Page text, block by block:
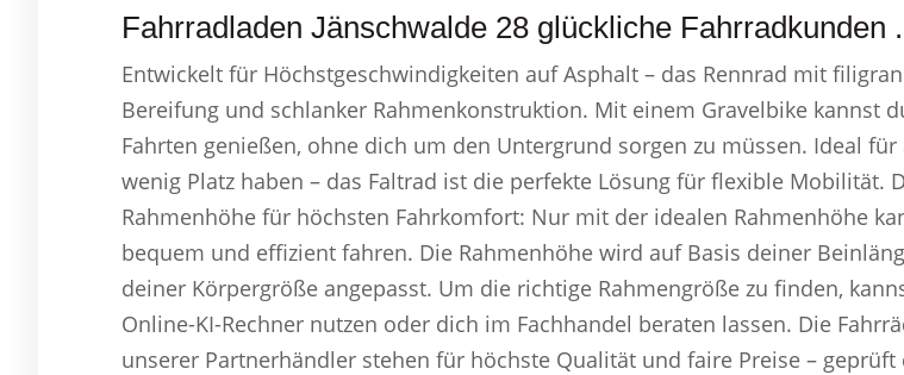
Fahrradladen Jänschwalde 28 glückliche Fahrradkunden .
Entwickelt für Höchstgeschwindigkeiten auf Asphalt – das Rennrad mit
Bereifung und schlanker Rahmenkonstruktion. Mit einem Gravelbike kannst
Fahrten genießen, ohne dich um den Untergrund sorgen zu müssen. Ideal für
wenig Platz haben – das Faltrad ist die perfekte Lösung für flexible Mobilität.
Rahmenhöhe für höchsten Fahrkomfort: Nur mit der idealen Rahmenhöhe
bequem und effizient fahren. Die Rahmenhöhe wird auf Basis deiner
deiner Körpergröße angepasst. Um die richtige Rahmengröße zu finden,
Online-KI-Rechner nutzen oder dich im Fachhandel beraten lassen. Die
unserer Partnerhändler stehen für höchste Qualität und faire Preise – geprüft